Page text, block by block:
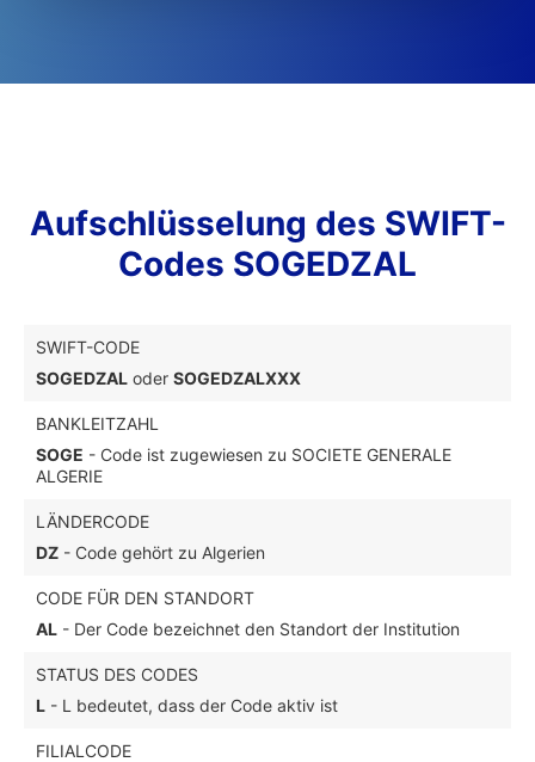
Aufschlüsselung des SWIFT-
Codes SOGEDZAL
SWIFT-CODE
SOGEDZAL oder SOGEDZALXXX
BANKLEITZAHL
SOGE - Code ist zugewiesen zu SOCIETE GENERALE
ALGERIE
LÄNDERCODE
DZ - Code gehört zu Algerien
CODE FÜR DEN STANDORT
AL - Der Code bezeichnet den Standort der Institution
STATUS DES CODES
L - L bedeutet, dass der Code aktiv ist
FILIALCODE